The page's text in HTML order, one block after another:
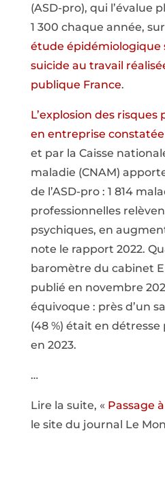
(ASD-pro), qui l’évalue
1 300 chaque année, sur
étude épidémiologique
suicide au travail
publique France.
L’explosion des risques
en entreprise
et par la Caisse
maladie (CNAM)
de l’ASD-pro : 1 814
professionnelles
psychiques, en
note le rapport 2022.
baromètre du cabinet
publié en novembre
équivoque : près d’un
(48 %) était en
en 2023.
…
Lire la suite, « Passage
le site du journal Le